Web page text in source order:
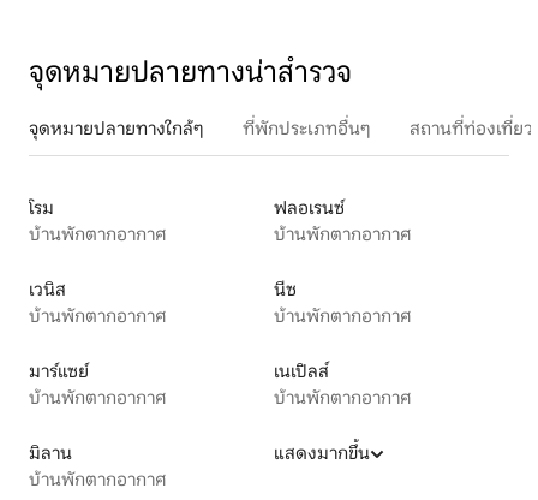
จุดหมายปลายทางน่าสำรวจ
จุดหมายปลายทางใกล้ๆ ที่พักประเภทอื่นๆ สถานที่ท่องเที่ย
โรม
บ้านพักตากอากาศ
ฟลอเรนซ์
บ้านพักตากอากาศ
เวนิส
บ้านพักตากอากาศ
นีซ
บ้านพักตากอากาศ
มาร์แซย์
บ้านพักตากอากาศ
เนเปิลส์
บ้านพักตากอากาศ
มิลาน
บ้านพักตากอากาศ
แสดงมากขึ้น